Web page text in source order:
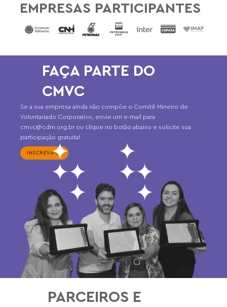
EMPRESAS PARTICIPANTES
FAÇA PARTE DO
CMVC
Se a sua empresa ainda não compõe o Comitê Mineiro de
Voluntariado Corporativo, envie um e-mail para
cmvc@cdm.org.br ou clique no botão abaixo e solicite sua
participação gratuita!
INSCREVA-SE
PARCEIROS E